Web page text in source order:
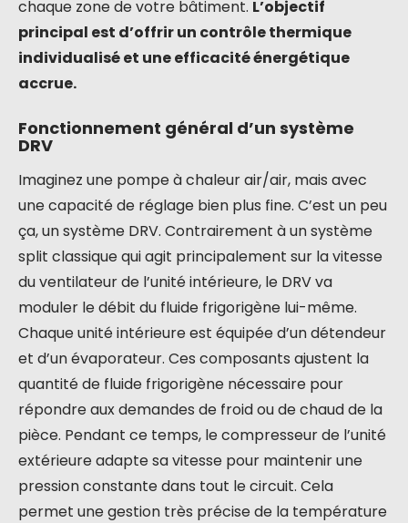
chaque zone de votre bâtiment. L’objectif
principal est d’offrir un contrôle thermique
individualisé et une efficacité énergétique
accrue.
Fonctionnement général d’un système
DRV
Imaginez une pompe à chaleur air/air, mais avec
une capacité de réglage bien plus fine. C’est un peu
ça, un système DRV. Contrairement à un système
split classique qui agit principalement sur la vitesse
du ventilateur de l’unité intérieure, le DRV va
moduler le débit du fluide frigorigène lui-même.
Chaque unité intérieure est équipée d’un détendeur
et d’un évaporateur. Ces composants ajustent la
quantité de fluide frigorigène nécessaire pour
répondre aux demandes de froid ou de chaud de la
pièce. Pendant ce temps, le compresseur de l’unité
extérieure adapte sa vitesse pour maintenir une
pression constante dans tout le circuit. Cela
permet une gestion très précise de la température